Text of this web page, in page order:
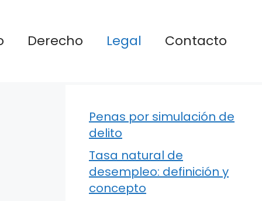
Derecho Legal Contacto
Penas por simulación de
delito
Tasa natural de
desempleo: definición y
concepto